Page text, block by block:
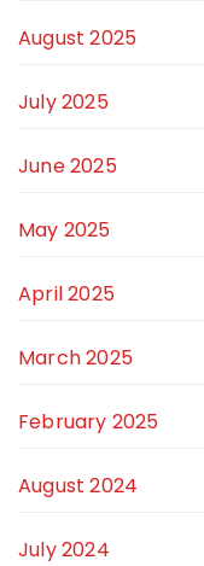
August 2025
July 2025
June 2025
May 2025
April 2025
March 2025
February 2025
August 2024
July 2024